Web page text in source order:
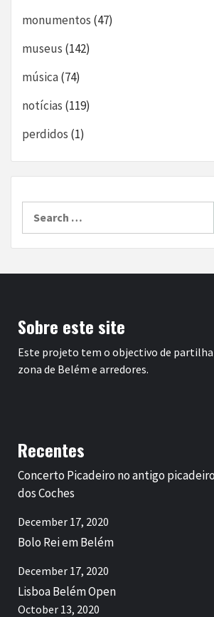
monumentos (47)
museus (142)
música(74)
notícias (119)
perdidos (1)
Sobre este site
Este projeto tem o objectivo de
zona de Belém e arredores.
Recentes
Concerto Picadeiro no antigo
dos Coches
December 17, 2020
Bolo Rei em Belém
December 17, 2020
Lisboa Belém Open
October 13, 2020